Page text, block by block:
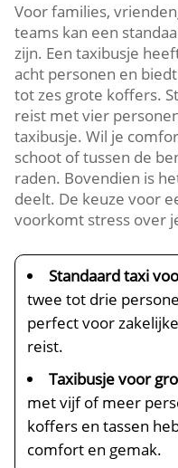
Voor families,
teams kan een
zijn. Een taxibusje
acht personen en
tot zes grote koffers.
reist met vier
taxibusje. Wil je
schoot of tussen de
raden. Bovendien is
deelt. De keuze voor
voorkomt stress over
Standaard taxi
twee tot drie
perfect voor
reist.
Taxibusje voor
met vijf of meer
koffers en tassen
comfort en gemak.